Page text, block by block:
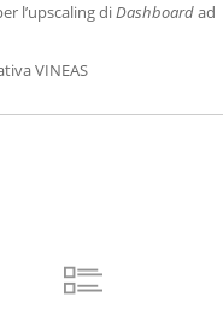
l’upscaling diDashboardad
VINEAS